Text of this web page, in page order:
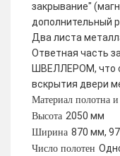
закрывание"
дополнительный
Два листа
Ответная часть
ШВЕЛЛЕРОМ, что
вскрытия двери
Материал полотна и
Высота 2050 мм
Ширина 870 мм,
Число полотен